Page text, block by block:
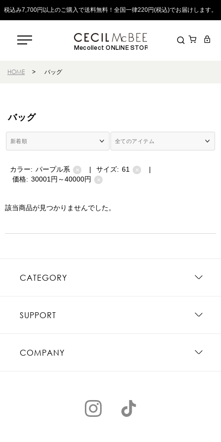
税込み7,700円以上のご購入で送料無料！全国一律220円(税込)でお届けします。
Mecollect ONLINE STORE
HOME > バッグ
バッグ
カラー: パープル系 × | サイズ: 61 ×
|
価格: 30001円～40000円 ×
該当商品が見つかりませんでした。
CATEGORY
SUPPORT
COMPANY